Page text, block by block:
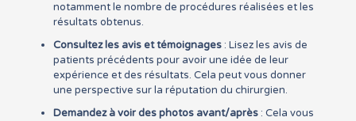
notamment le nombre de procédures réalisées et les
résultats obtenus.
Consultez les avis et témoignages: Lisez les avis de
patients précédents pour avoir une idée de leur
expérience et des résultats. Cela peut vous donner
une perspective sur la réputation du chirurgien.
Demandez à voir des photos avant/après: Cela vous